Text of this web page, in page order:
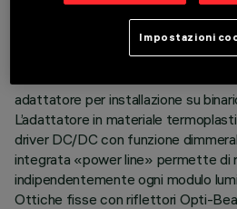
adattatore per installazione su
L’adattatore in materiale
driver DC/DC con funzione
integrata «power line» permette di
indipendentemente ogni modulo
Ottiche fisse con riflettori Opti-
Impostazioni